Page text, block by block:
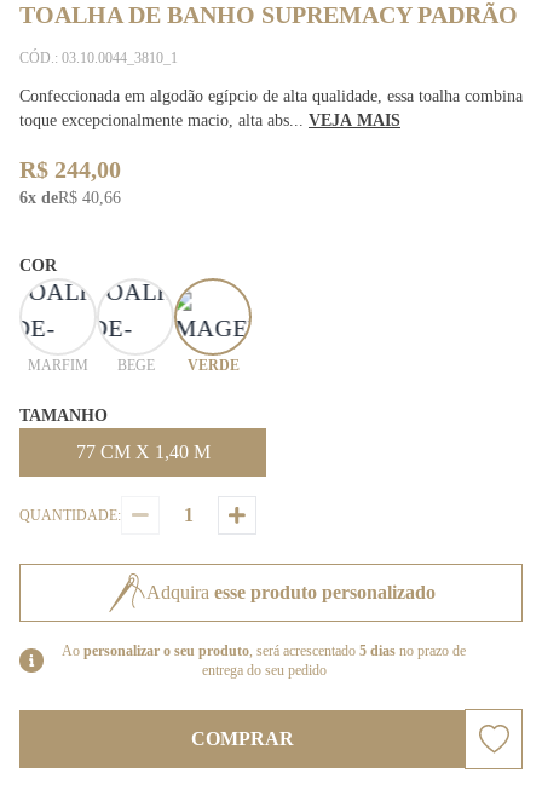
TOALHA DE BANHO SUPREMACY PADRÃO
CÓD.: 03.10.0044_3810_1
Confeccionada em algodão egípcio de alta qualidade, essa toalha combina
toque excepcionalmente macio, alta abs... VEJA MAIS
R$ 244,00
6x deR$ 40,66
COR
MARFIM BEGE VERDE
TAMANHO
77 CM X 1,40 M
QUANTIDADE:
Adquira esse produto personalizado
Ao personalizar o seu produto, será acrescentado 5 dias no prazo de
entrega do seu pedido
COMPRAR